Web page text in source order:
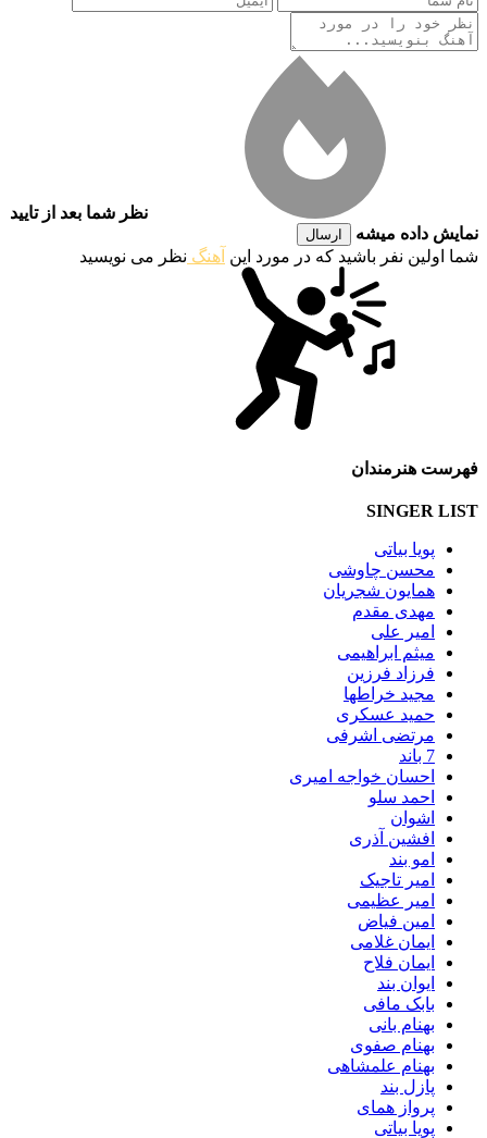
نظر شما بعد از تایید
نمایش داده میشه
ارسال
شما اولین نفر باشید که در مورد این آهنگ نظر می نویسید
فهرست هنرمندان
SINGER LIST
پویا بیاتی
محسن چاوشی
همایون شجریان
مهدی مقدم
امیر علی
میثم ابراهیمی
فرزاد فرزین
مجید خراطها
حمید عسکری
مرتضی اشرفی
7 باند
احسان خواجه امیری
احمد سلو
اشوان
افشین آذری
امو بند
امیر تاجیک
امیر عظیمی
امین فیاض
ایمان غلامی
ایمان فلاح
ایوان بند
بابک مافی
بهنام بانی
بهنام صفوی
بهنام علمشاهی
پازل بند
پرواز همای
پویا بیاتی